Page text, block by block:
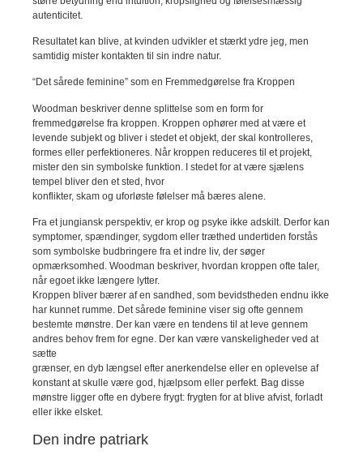
autenticitet.
Resultatet kan blive, at kvinden udvikler et stærkt ydre jeg, men
samtidig mister kontakten til sin indre natur.
“Det sårede feminine” som en Fremmedgørelse fra Kroppen
Woodman beskriver denne splittelse som en form for
fremmedgørelse fra kroppen. Kroppen ophører med at være et
levende subjekt og bliver i stedet et objekt, der skal kontrolleres,
formes eller perfektioneres. Når kroppen reduceres til et projekt,
mister den sin symbolske funktion. I stedet for at være sjælens
tempel bliver den et sted, hvor
konflikter, skam og uforløste følelser må bæres alene.
Fra et jungiansk perspektiv, er krop og psyke ikke adskilt. Derfor kan
symptomer, spændinger, sygdom eller træthed undertiden forstås
som symbolske budbringere fra et indre liv, der søger
opmærksomhed. Woodman beskriver, hvordan kroppen ofte taler,
når egoet ikke længere lytter.
Kroppen bliver bærer af en sandhed, som bevidstheden endnu ikke
har kunnet rumme. Det sårede feminine viser sig ofte gennem
bestemte mønstre. Der kan være en tendens til at leve gennem
andres behov frem for egne. Der kan være vanskeligheder ved at
sætte
grænser, en dyb længsel efter anerkendelse eller en oplevelse af
konstant at skulle være god, hjælpsom eller perfekt. Bag disse
mønstre ligger ofte en dybere frygt: frygten for at blive afvist, forladt
eller ikke elsket.
Den indre patriark